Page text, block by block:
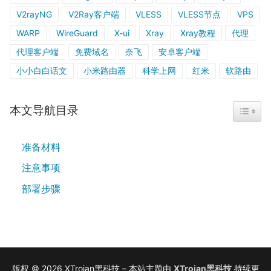
V2rayNG
V2Ray客户端 VLESS VLESS节点
VPS
WARP
WireGuard X-ui Xray Xray教程
代理
代理客户端
免费域名 奈飞
安卓客户端
小小白白话文
小米路由器 科学上网 红米 软路由
本文导航目录
准备材料
注意事项
部署步骤
版权 © 2026 XTrojan黑科技 – 本站主题由 XTrojan黑科技持续更